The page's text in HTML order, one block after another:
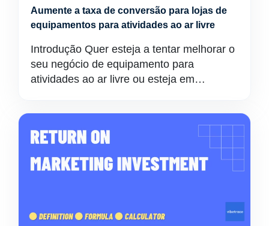
Aumente a taxa de conversão para lojas de
equipamentos para atividades ao ar livre
Introdução Quer esteja a tentar melhorar o
seu negócio de equipamento para
atividades ao ar livre ou esteja em…